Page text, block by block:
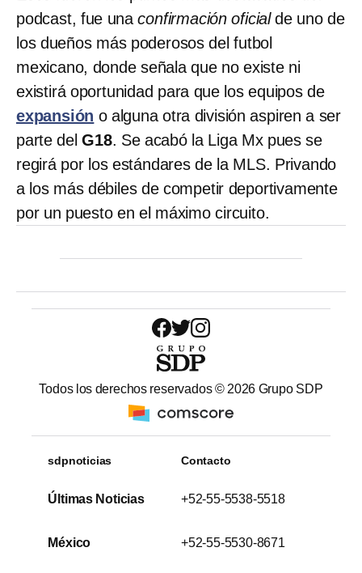
podcast, fue una confirmación oficialde uno de
los dueños más poderosos del futbol
mexicano, donde señala que no existe ni
existirá oportunidad para que los equipos de
expansión o alguna otra división aspiren a ser
parte delG18. Se acabó la Liga Mx pues se
regirá por los estándares de la MLS. Privando
a los más débiles de competir deportivamente
por un puesto en el máximo circuito.
Todos los derechos reservados © 2026 Grupo SDP
sdpnoticias
Últimas Noticias
México
Contacto
+52-55-5538-5518
+52-55-5530-8671